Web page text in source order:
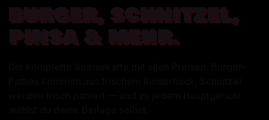
BURGER, SCHNITZEL,
PINSA & MEHR.